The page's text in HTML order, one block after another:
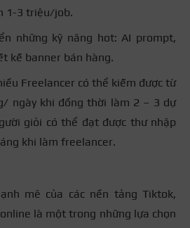
1-3 triệu/job.
những kỹ năng hot: AI prompt,
kế banner bán hàng.
Freelancer có thể kiếm được từ
ngày khi đồng thời làm 2 – 3 dự
giỏi có thể đạt được thư nhập
khi làm freelancer.
mẽ của các nền tảng Tiktok,
là một trong những lựa chọn